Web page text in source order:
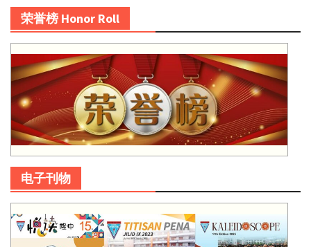
荣誉榜 Honor Roll
电子刊物